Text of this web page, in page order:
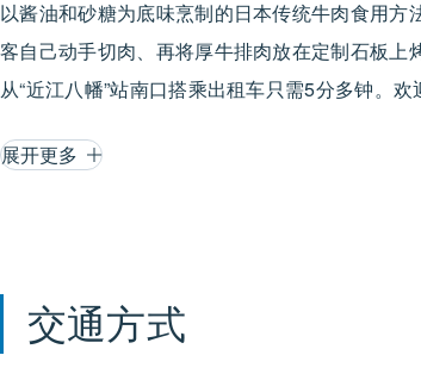
以酱油和砂糖为底味烹制的日本传统牛肉食用方
客自己动手切肉、再将厚牛排肉放在定制石板上
从“近江八幡”站南口搭乘出租车只需5分多钟。
展开更多
交通方式